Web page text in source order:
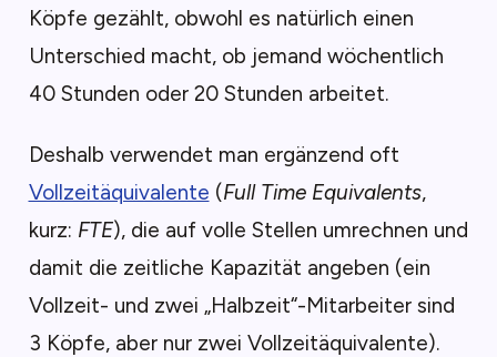
Köpfe gezählt, obwohl es natürlich einen
Unterschied macht, ob jemand wöchentlich
40 Stunden oder 20 Stunden arbeitet.
Deshalb verwendet man ergänzend oft
Vollzeitäquivalente (Full Time Equivalents,
kurz: FTE), die auf volle Stellen umrechnen und
damit die zeitliche Kapazität angeben (ein
Vollzeit- und zwei „Halbzeit“-Mitarbeiter sind
3 Köpfe, aber nur zwei Vollzeitäquivalente).